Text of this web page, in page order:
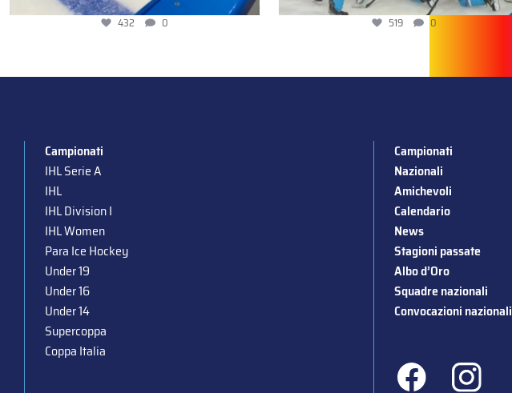
432 0 519 0
Campionati
IHL Serie A
IHL
IHL Division I
IHL Women
Para Ice Hockey
Under 19
Under 16
Under 14
Supercoppa
Coppa Italia
Campionati
Nazionali
Amichevoli
Calendario
News
Stagioni passate
Albo d’Oro
Squadre nazionali
Convocazioni nazionali